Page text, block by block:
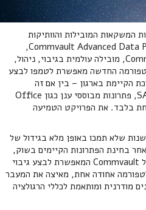
המובילות והוותיקות
בישראל, הטמיעה את Commvault Advanced Data Protection,
מערכת הגיבוי והניהול של Commvault, מובילה עולמית בגיבוי, ניהול,
החדשה מאפשרת לטמפו לבצע
הקיימת בארגון – בין אם זה
הפלטפורמה הטכנולוגית SAP Hana, פתרונות מבוססי ענן כגון Office
אחת בלבד. את הפרויקט הטמיעה
שלא תמכו באופן מלא בגידול של
בחינת הפתרונות הקיימים בשוק,
בחרה החברה במערכת האחודה של Commvault המאפשרת לבצע גיבוי
אחודה אחת, מאיצה את המעבר
מודרנית ומותאמת לכללי הרגולציה